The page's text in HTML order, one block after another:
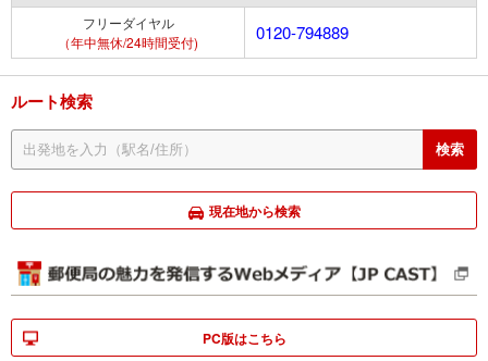
フリーダイヤル
（年中無休/24時間受付)
0120-794889
ルート検索
現在地から検索
PC版はこちら